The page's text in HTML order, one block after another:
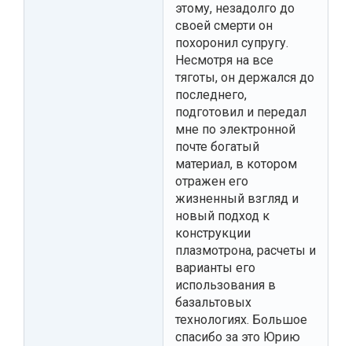
этому, незадолго до
своей смерти он
похоронил супругу.
Несмотря на все
тяготы, он держался до
последнего,
подготовил и передал
мне по электронной
почте богатый
материал, в котором
отражен его
жизненный взгляд и
новый подход к
конструкции
плазмотрона, расчеты и
варианты его
использования в
базальтовых
технологиях. Большое
спасибо за это Юрию